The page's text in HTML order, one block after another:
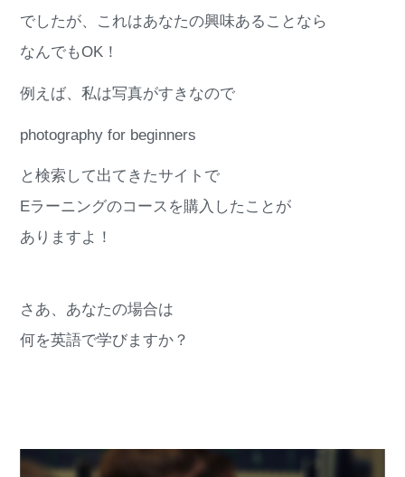
でしたが、これはあなたの興味あることなら
なんでもOK！
例えば、私は写真がすきなので
photography for beginners
と検索して出てきたサイトで
Eラーニングのコースを購入したことが
ありますよ！
さあ、あなたの場合は
何を英語で学びますか？